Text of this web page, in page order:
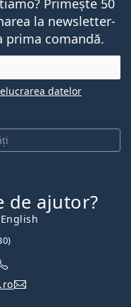
Primește 50
la newsletter-
prima comandă.
datelor
de ajutor?